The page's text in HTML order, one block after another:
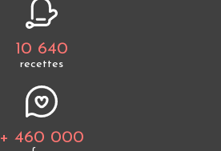
10 640
recettes
+ 460 000